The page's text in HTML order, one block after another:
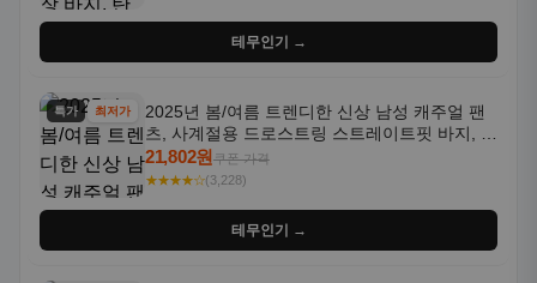
테무인기 →
특가 최저가
2025년 봄/여름 트렌디한 신상 남성 캐주얼 팬
츠, 사계절용 드로스트링 스트레이트핏 바지, 한
국 스타일, 활용도 높은 아웃도어 및 정장용, 발
목 바지
21,802원쿠폰 가격
★★★★☆(3,228)
테무인기 →